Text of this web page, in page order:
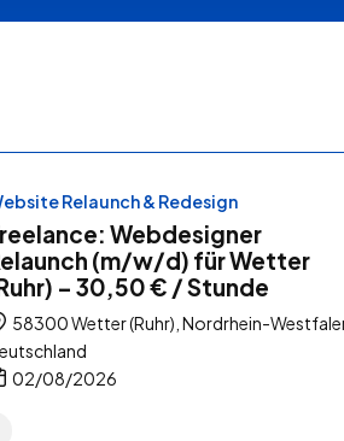
Relaunch & Redesign
Webdesigner
(m/w/d) für Wetter
– 30,50 € / Stunde
58300 Wetter (Ruhr), Nordrhein-
02/08/2026